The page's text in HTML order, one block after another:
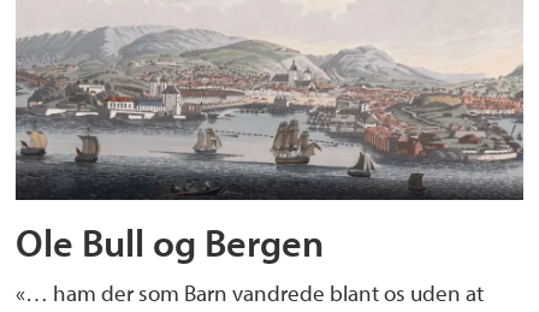
Ole Bull og Bergen
«… ham der som Barn vandrede blant os uden at